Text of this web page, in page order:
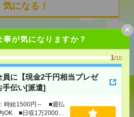
事が気になりますか？
1/10
に【現金2千円相当プレゼ
手伝い[派遣]
時給1500円～ ■週払
OK ■日収1万2000円
×
気になる！
履歴からの
現金2千円相当プレゼント】生